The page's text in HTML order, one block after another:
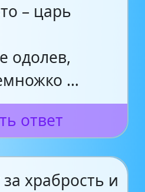
– царь
одолев,
…
ответ
храбрость и